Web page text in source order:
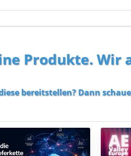
Produkte.
bereitstellen? Dann